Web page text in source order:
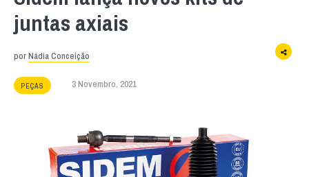
juntas axiais
porNádia Conceição
PEÇAS 3 Novembro, 2021